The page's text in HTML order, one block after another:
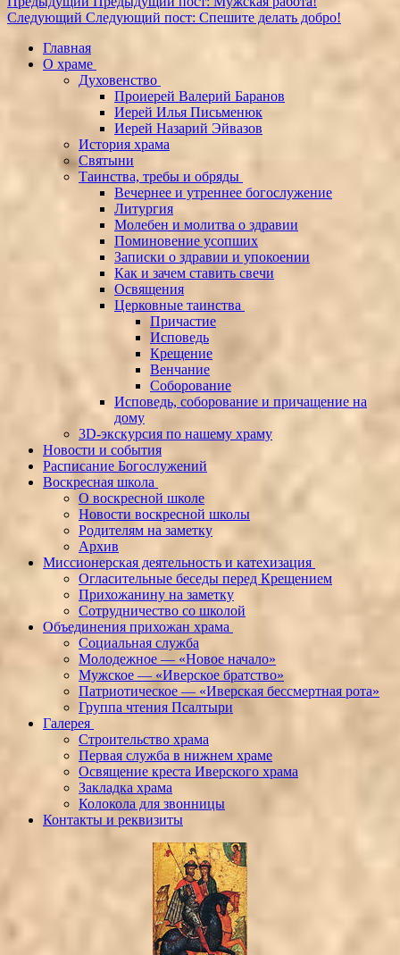
Следующий Следующий пост: Спешите делать добро!
Главная
О храме
Духовенство
Проиерей Валерий Баранов
Иерей Илья Письменюк
Иерей Назарий Эйвазов
История храма
Святыни
Таинства, требы и обряды
Вечернее и утреннее богослужение
Литургия
Молебен и молитва о здравии
Поминовение усопших
Записки о здравии и упокоении
Как и зачем ставить свечи
Освящения
Церковные таинства
Причастие
Исповедь
Крещение
Венчание
Соборование
Исповедь, соборование и причащение на
дому
3D-экскурсия по нашему храму
Новости и события
Расписание Богослужений
Воскресная школа
О воскресной школе
Новости воскресной школы
Родителям на заметку
Архив
Миссионерская деятельность и катехизация
Огласительные беседы перед Крещением
Прихожанину на заметку
Сотрудничество со школой
Объединения прихожан храма
Социальная служба
Молодежное — «Новое начало»
Мужское — «Иверское братство»
Патриотическое — «Иверская бессмертная рота»
Группа чтения Псалтыри
Галерея
Строительство храма
Первая служба в нижнем храме
Освящение креста Иверского храма
Закладка храма
Колокола для звонницы
Контакты и реквизиты